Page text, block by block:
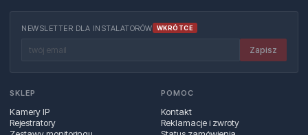
NEWSLETTER DLA INSTALATORÓW WKRÓTCE
Zapisz
SKLEP
Kamery IP
Rejestratory
POMOC
Kontakt
Reklamacje i zwroty